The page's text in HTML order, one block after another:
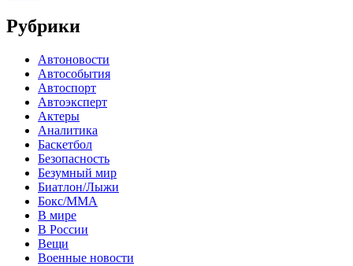
Рубрики
Автоновости
Автособытия
Автоспорт
Автоэксперт
Актеры
Аналитика
Баскетбол
Безопасность
Безумный мир
Биатлон/Лыжи
Бокс/MMA
В мире
В России
Вещи
Военные новости